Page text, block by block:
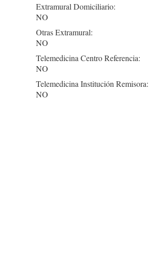
Extramural Domiciliario:
NO
Otras Extramural:
NO
Telemedicina Centro Referencia:
NO
Telemedicina Institución Remisora:
NO